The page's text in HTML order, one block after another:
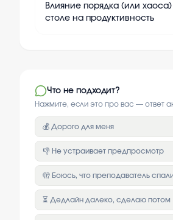
Влияние порядка (или
столе на продуктивность
Что не подходит?
Нажмите, если это про вас — ответ
💰 Дорого для меня
👎 Не устраивает предпросмотр
🫣 Боюсь, что преподаватель
⏳ Дедлайн далеко, сделаю потом